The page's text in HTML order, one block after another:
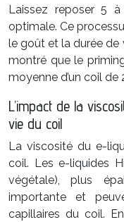
Laissez reposer 5
optimale. Ce
le goût et la durée de
montré que le
moyenne d’un coil de
L’impact de la
vie du coil
La viscosité du e-
coil. Les e-liquides
végétale), plus
importante et
capillaires du coil.